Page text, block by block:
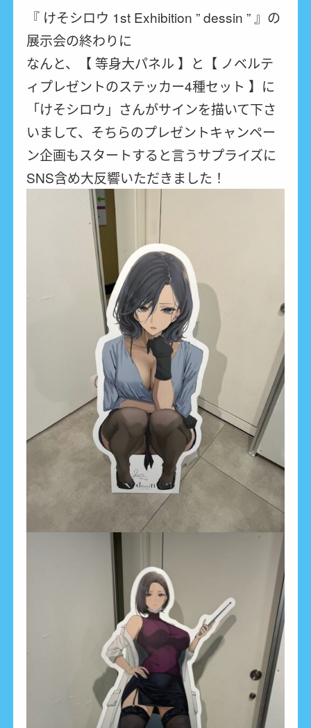
『 けそシロウ 1st Exhibition ” dessin ” 』の
展示会の終わりに
なんと、【 等身大パネル 】と【 ノベルテ
ィプレゼントのステッカー4種セット 】に
「けそシロウ」さんがサインを描いて下さ
いまして、そちらのプレゼントキャンペー
ン企画もスタートすると言うサプライズに
SNS含め大反響いただきました！